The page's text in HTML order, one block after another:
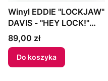
Winyl EDDIE "LOCKJAW"
DAVIS - "HEY LOCK!"
1978 UK
Cena
89,00 zł
Do koszyka